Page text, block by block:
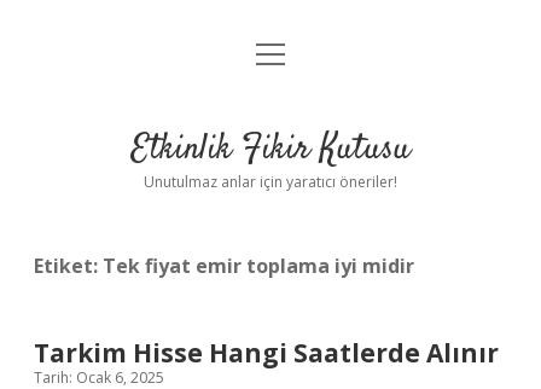
Anasayfa
Yasal Uyarı
menüyü
Etkinlik Fikir Kutusu
Unutulmaz anlar için yaratıcı öneriler!
Etiket: Tek fiyat emir toplama iyi midir
Tarkim Hisse Hangi Saatlerde Alınır
Tarih: Ocak 6, 2025